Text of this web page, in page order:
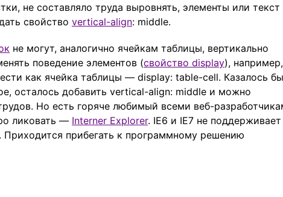
не составляло труда выровнять, элементы или текст
свойство vertical-align: middle.
не могут, аналогично ячейкам таблицы, вертикально
поведение элементов (свойство display), например,
как ячейка таблицы — display: table-cell. Казалось
осталось добавить vertical-align: middle и можно
Но есть горяче любимый всеми веб-
ликовать — Interner Explorer. IE6 и IE7 не поддерживает
Приходится прибегать к программному решению